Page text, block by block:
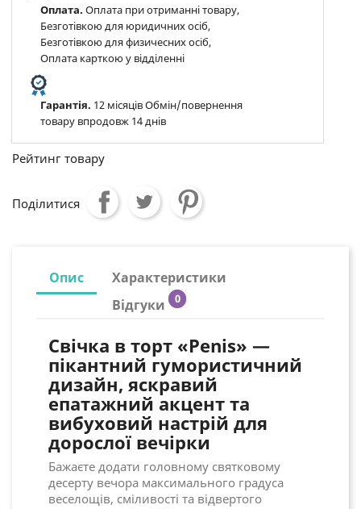
Оплата. Оплата при отриманні товару,
Безготівкою для юридичних осіб,
Безготівкою для физичесних осіб,
Оплата карткою у відділенні
Гарантія. 12 місяців Обмін/повернення
товару впродовж 14 днів
Рейтинг товару
Поділитися
Опис
Характеристики
Відгуки
0
Свічка в торт «Penis» —
пікантний гумористичний
дизайн, яскравий
епатажний акцент та
вибуховий настрій для
дорослої вечірки
Бажаєте додати головному святковому
десерту вечора максимального градуса
веселощів, сміливості та відвертого